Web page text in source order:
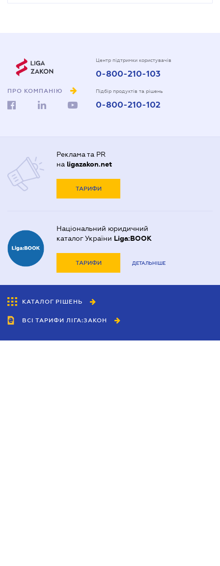
ПРО КОМПАНІЮ
Центр підтримки користувачів
0-800-210-103
Підбір продуктів та рішень
0-800-210-102
Реклама та PR
на ligazakon.net
ТАРИФИ
Національний юридичний
каталог України Liga:BOOK
ТАРИФИ ДЕТАЛЬНІШЕ
КАТАЛОГ РІШЕНЬ
ВСІ ТАРИФИ ЛІГА:ЗАКОН